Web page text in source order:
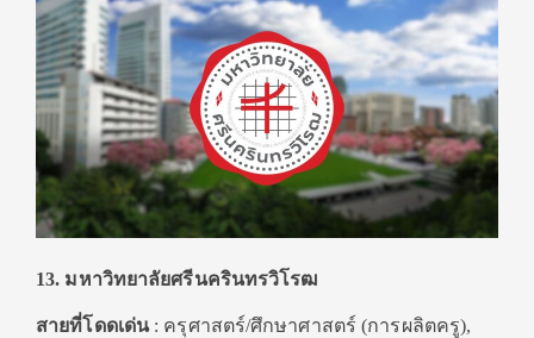
13. มหาวิทยาลัยศรีนครินทรวิโรฒ
สายที่โดดเด่น: ครุศาสตร์/ศึกษาศาสตร์ (การผลิตครู),